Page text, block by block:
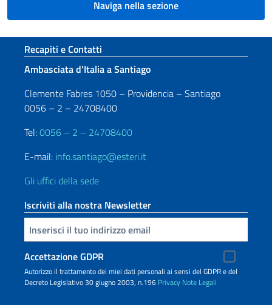
Naviga nella sezione
Sezione footer
Recapiti e Contatti
Ambasciata d’Italia a Santiago
Clemente Fabres 1050 – Providencia – Santiago
0056 – 2 – 24708400
Tel:0056 – 2 – 24708400
E-mail: info.santiago@esteri.it
Gli uffici della sede
Iscriviti alla nostra Newsletter
Inserisci la tua email
Accettazione GDPR
Autorizzo il trattamento dei miei dati personali ai sensi del GDPR e del
Decreto Legislativo 30 giugno 2003, n.196 Privacy Note Legali